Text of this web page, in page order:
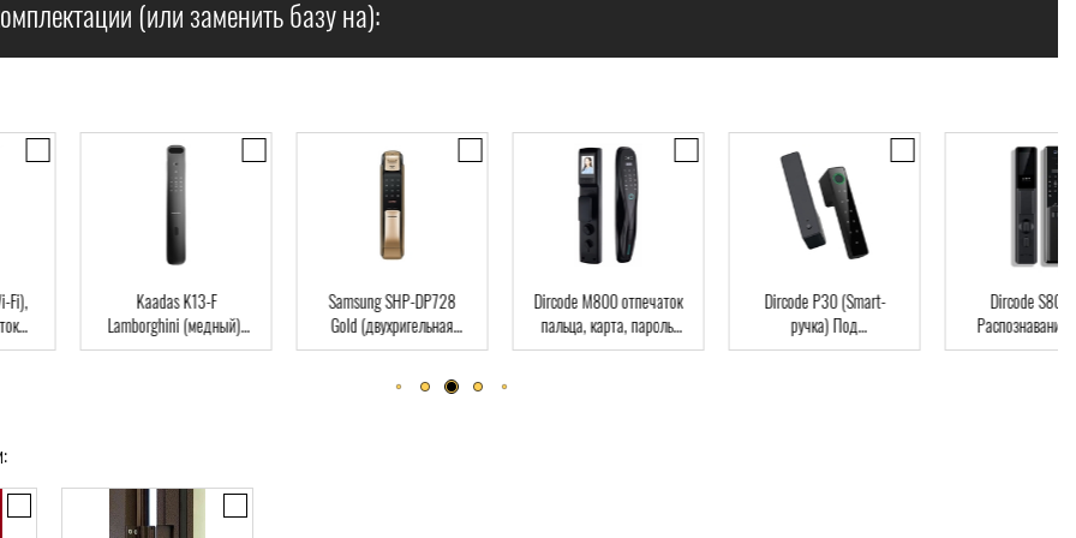
(или заменить базу на):
Kaadas K13-F
Lamborghini (медный),
Автомат, Face-ID,
Samsung SHP-DP728
Gold (двухригельная
врезная часть), Автомат,
Dircode M800 отпечаток
пальца, карта, пароль,
ключ, Wi-Fi, видеоглазок
Dircode P30 (Smart-
ручка) Под
межкомнатные двери,
Dircode S800 3D
Распознавание
код, карта,